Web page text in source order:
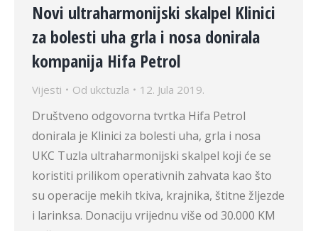
Novi ultraharmonijski skalpel Klinici
za bolesti uha grla i nosa donirala
kompanija Hifa Petrol
Vijesti Od ukctuzla 12. Jula 2019.
Društveno odgovorna tvrtka Hifa Petrol
donirala je Klinici za bolesti uha, grla i nosa
UKC Tuzla ultraharmonijski skalpel koji će se
koristiti prilikom operativnih zahvata kao što
su operacije mekih tkiva, krajnika, štitne žljezde
i larinksa. Donaciju vrijednu više od 30.000 KM